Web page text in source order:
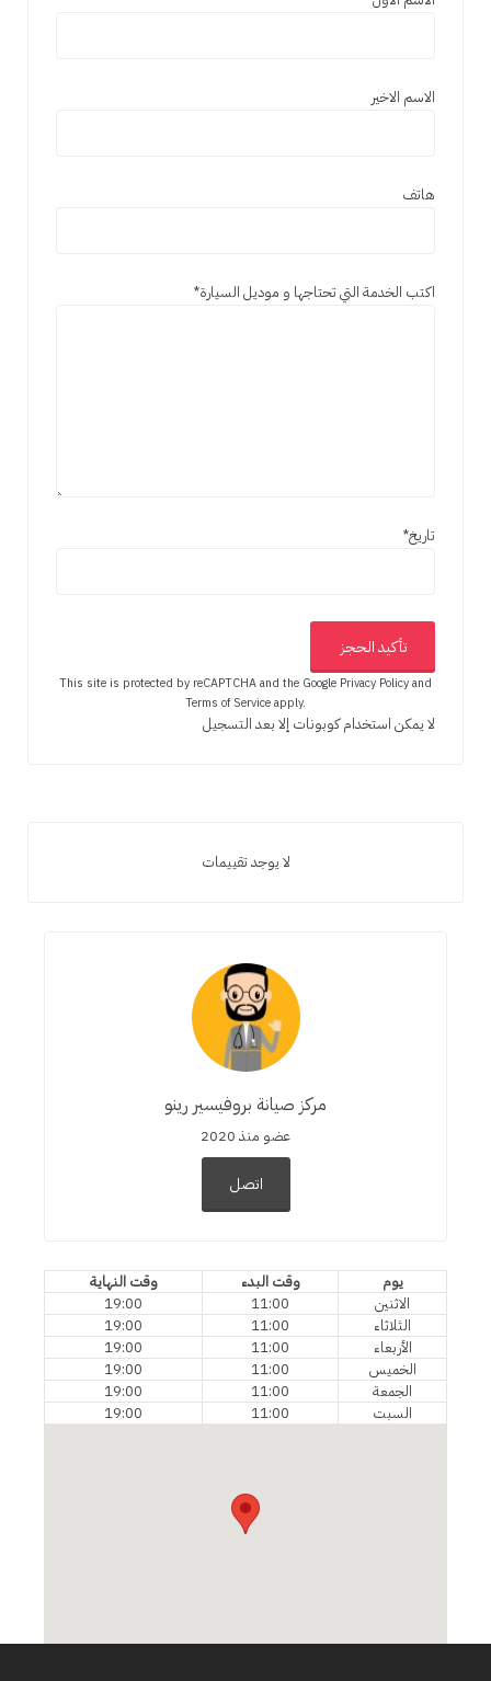
الاسم الاخير
هاتف
اكتب الخدمة التي تحتاجها و موديل السيارة*
تاريخ*
This site is protected by reCAPTCHA and the Google Privacy Policyand
Terms of Serviceapply.
لا يمكن استخدام كوبونات إلا بعد التسجيل
لا يوجد تقييمات
مركز صيانة بروفيسير رينو
عضو منذ 2020
اتصل
يوم وقت البدء
وقت النهاية
الاثنين
11:00
19:00
الثلاثاء
11:00
19:00
الأربعاء
11:00
19:00
الخميس
11:00
19:00
الجمعة
11:00
19:00
السبت
11:00
19:00